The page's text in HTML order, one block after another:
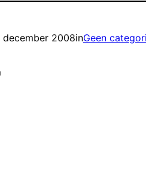
december 2008inGeen